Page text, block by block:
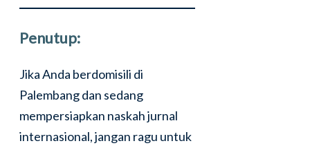
Penutup:
Jika Anda berdomisili di
Palembang dan sedang
mempersiapkan naskah jurnal
internasional, jangan ragu untuk